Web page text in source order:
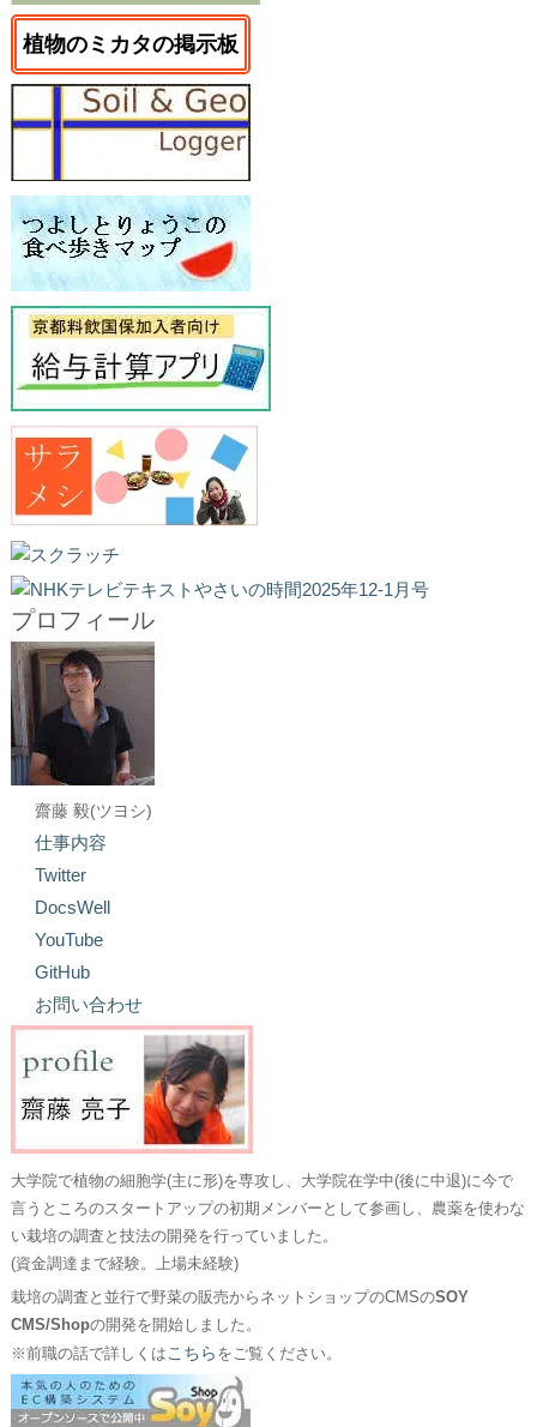
植物のミカタの掲示板
プロフィール
齋藤 毅(ツヨシ)
仕事内容
Twitter
DocsWell
YouTube
GitHub
お問い合わせ
大学院で植物の細胞学(主に形)を専攻し、大学院在学中(後に中退)に今で
言うところのスタートアップの初期メンバーとして参画し、農薬を使わな
い栽培の調査と技法の開発を行っていました。
(資金調達まで経験。上場未経験)
栽培の調査と並行で野菜の販売からネットショップのCMSのSOY
CMS/Shopの開発を開始しました。
※前職の話で詳しくはこちら をご覧ください。